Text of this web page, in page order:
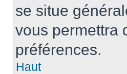
se situe
vous permettra
préférences.
Haut